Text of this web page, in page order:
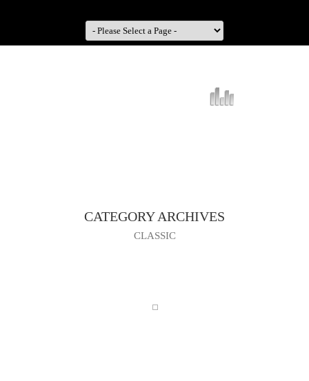
CATEGORY ARCHIVES
CLASSIC